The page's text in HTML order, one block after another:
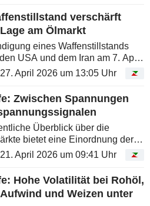
auf eine Entspannung...
verschärft
am Ölmarkt
eines Waffenstillstands
USA und dem Iran am 7. April
für eine deutliche
der Preise gesorgt. Doch die
Blockade in der Straße von...
April 2026 um 13:05 Uhr
Zwischen Spannungen
Überblick über die
bietet eine Einordnung der
bei Energie,
Agrarrohstoffen - und hilft, die
besser zu...
April 2026 um 09:41 Uhr
Hohe Volatilität bei Rohöl,
und Weizen unter